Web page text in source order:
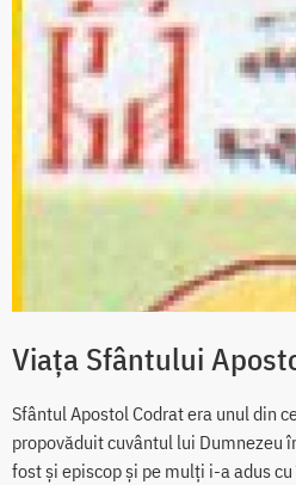
Viața Sfântului
Sfântul Apostol Codrat era unul din
propovăduit cuvântul lui Dumnezeu
fost și episcop și pe mulți i-a adus